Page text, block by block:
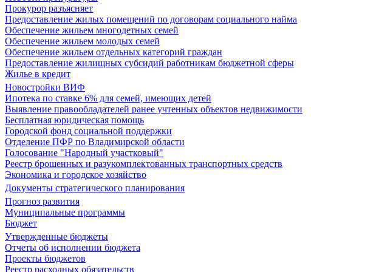
Прокурор разъясняет
Предоставление жилых помещений по договорам социального найма
Обеспечение жильем многодетных семей
Обеспечение жильем молодых семей
Обеспечение жильем отдельных категорий граждан
Предоставление жилищных субсидий работникам бюджетной сферы
Жилье в кредит
Новостройки ВИФ
Ипотека по ставке 6% для семей, имеющих детей
Выявление правообладателей ранее учтенных объектов недвижимости
Бесплатная юридическая помощь
Городской фонд социальной поддержки
Отделение ПФР по Владимирской области
Голосование "Народный участковый"
Реестр брошенных и разукомплектованных транспортных средств
Экономика и городское хозяйство
Документы стратегического планирования
Прогноз развития
Муниципальные программы
Бюджет
Утвержденные бюджеты
Отчеты об исполнении бюджета
Проекты бюджетов
Реестр расходных обязательств